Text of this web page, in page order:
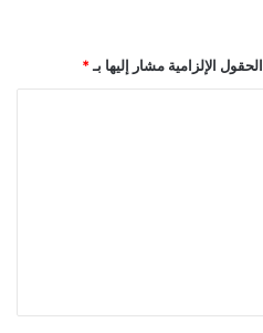
الحقول الإلزامية مشار إليها بـ*